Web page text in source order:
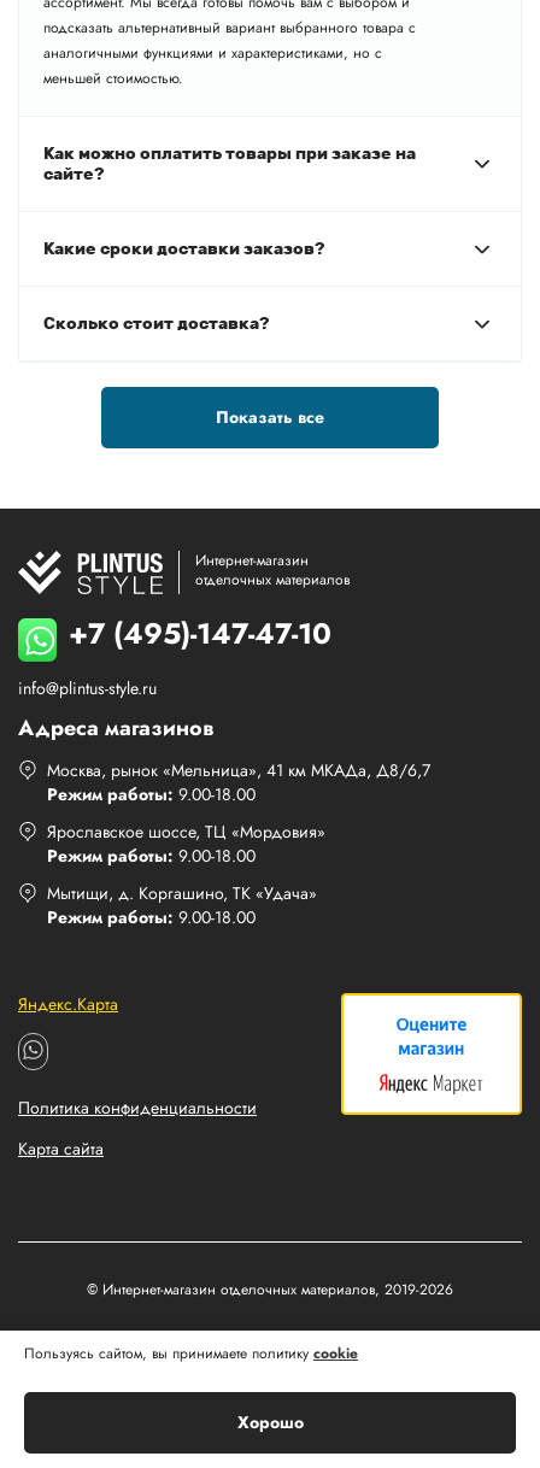
подсказать альтернативный вариант выбранного товара с
аналогичными функциями и характеристиками, но с
меньшей стоимостью.
Как можно оплатить товары при заказе на
сайте?
Какие сроки доставки заказов?
Сколько стоит доставка?
Показать все
Интернет-магазин
отделочных материалов
+7 (495)-147-47-10
info@plintus-style.ru
Адреса магазинов
Москва, рынок «Мельница», 41 км МКАДа, Д8/6,7
Режим работы: 9.00-18.00
Ярославское шоссе, ТЦ «Мордовия»
Режим работы: 9.00-18.00
Мытищи, д. Коргашино, ТК «Удача»
Режим работы: 9.00-18.00
Яндекс.Карта
Политика конфиденциальности
Карта сайта
© Интернет-магазин отделочных материалов, 2019-2026
Matus&Kvits
Пользуясь сайтом, вы принимаете политику cookie
Хорошо
Главная
Каталог Профиль